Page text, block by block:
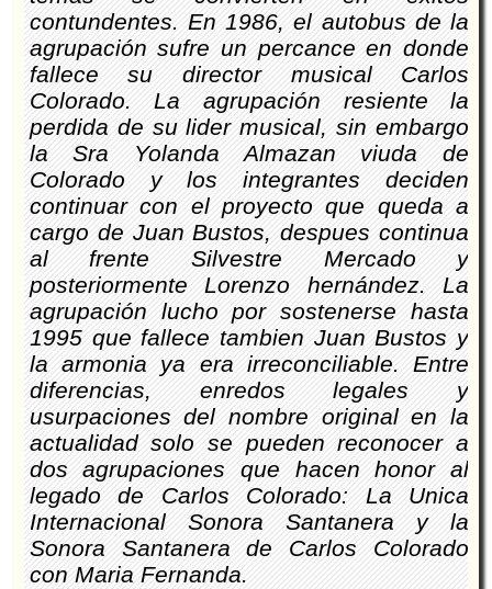
contundentes. En 1986, el autobus de la
agrupación sufre un percance en donde
fallece su director musical Carlos
Colorado. La agrupación resiente la
perdida de su lider musical, sin embargo
la Sra Yolanda Almazan viuda de
Colorado y los integrantes deciden
continuar con el proyecto que queda a
cargo de Juan Bustos, despues continua
al frente Silvestre Mercado y
posteriormente Lorenzo hernández. La
agrupación lucho por sostenerse hasta
1995 que fallece tambien Juan Bustos y
la armonia ya era irreconciliable. Entre
diferencias, enredos legales y
usurpaciones del nombre original en la
actualidad solo se pueden reconocer a
dos agrupaciones que hacen honor al
legado de Carlos Colorado: La Unica
Internacional Sonora Santanera y la
Sonora Santanera de Carlos Colorado
con Maria Fernanda.